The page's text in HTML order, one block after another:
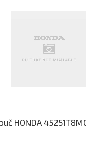
HONDA